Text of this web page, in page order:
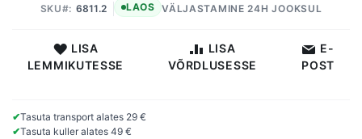
VÄLJASTAMINE 24H JOOKSUL
SKU 6811.2 LAOS
LISA
LEMMIKUTESSE
LISA
VÕRDLUSESSE
E-
POST
✔Tasuta transport alates 29 €
✔Tasuta kuller alates 49 €